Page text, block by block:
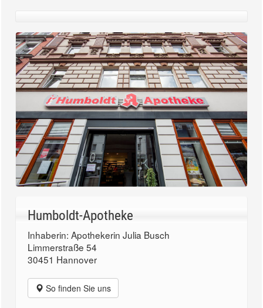
Humboldt-Apotheke
Inhaberin: Apothekerin Julia Busch
Limmerstraße 54
30451 Hannover
So finden Sie uns